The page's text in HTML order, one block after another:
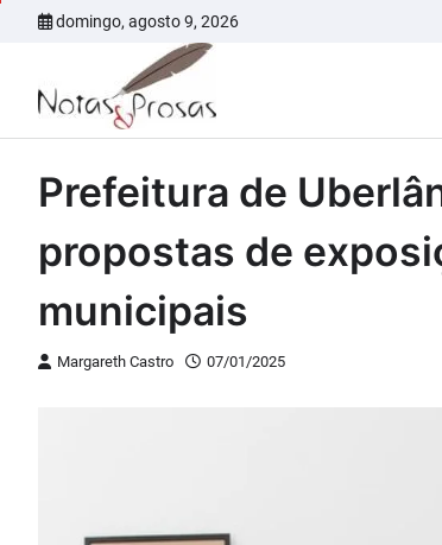
domingo, agosto 9, 2026
Prefeitura de
propostas de
municipais
Margareth Castro 07/01/2025